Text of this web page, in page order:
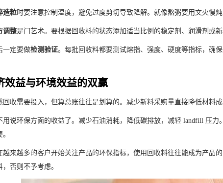
造粒​时要注意控制温度，避免过度剪切导致降解。就像熬粥要用文火慢炖
调整​是门艺术。要根据回收料的状态添加适当比例的稳定剂、润滑剂或
一定要做​​检测验证​。每批回收料都要测试熔指、强度、硬度等指标，确
效益与环境效益的双赢
回收需要投入，但算总账往往是划算的。减少新料采购量直接降低材料
用说环保方面的收益了。减少石油消耗，降低碳排放，减轻 landfill 压
越来越多的客户开始关注产品的环保指标，使用回收料往往能成为产品
，否则不予考虑。